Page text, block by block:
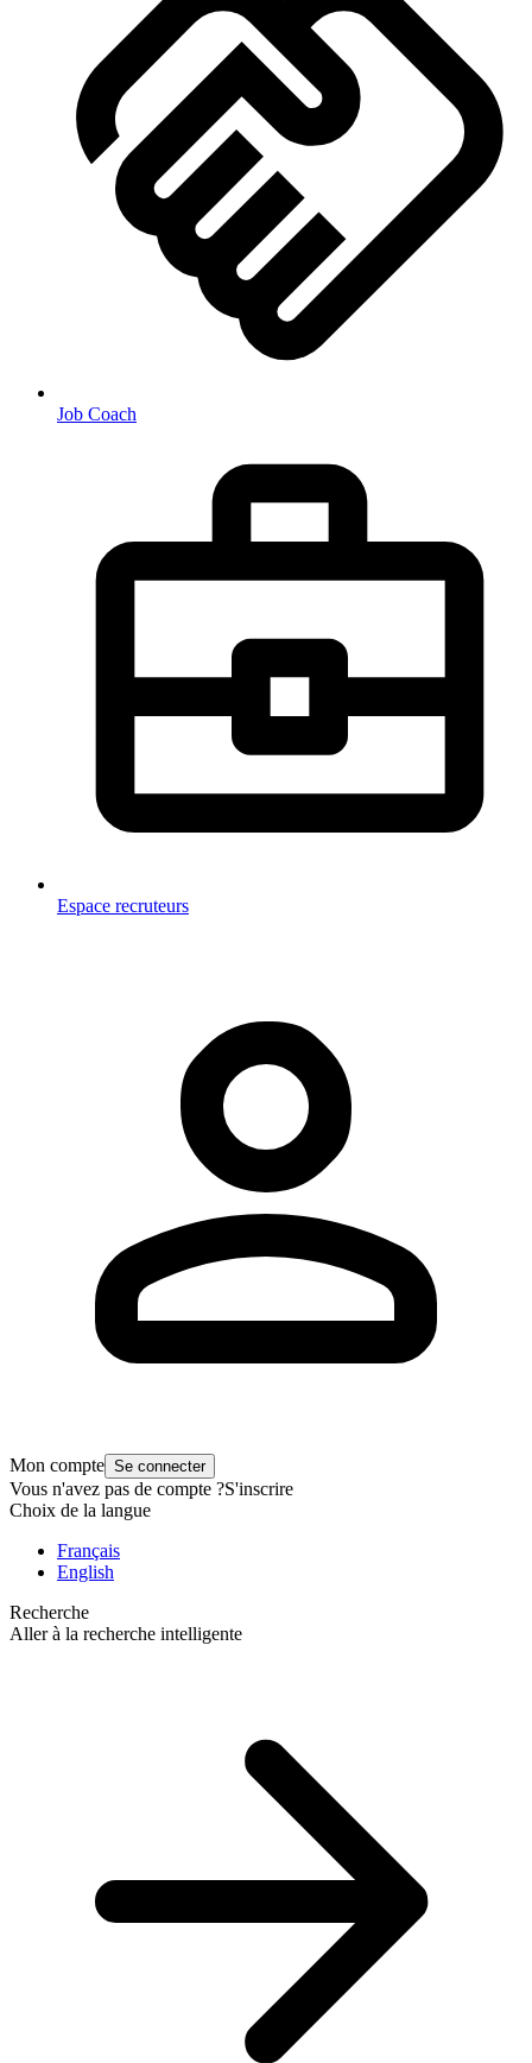
Job Coach
Espace recruteurs
Mon compte Se connecter
Vous n'avez pas de compte ?S'inscrire
Choix de la langue
Français
English
Recherche
Aller à la recherche intelligente